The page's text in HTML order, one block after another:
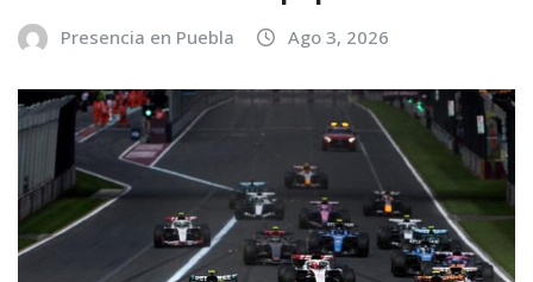
Presencia en Puebla Ago 3, 2026